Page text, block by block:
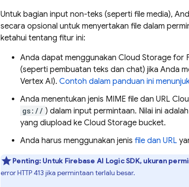
Untuk bagian input non-teks (seperti file media),
secara opsional untuk menyertakan file dalam
ketahui tentang fitur ini:
Anda dapat menggunakan Cloud Storage for
(seperti pembuatan teks dan chat) jika Anda
Vertex AI). Contoh dalam panduan ini
Anda menentukan jenis MIME file dan URL
gs:// ) dalam input permintaan. Nilai ini
yang diupload ke Cloud Storage bucket.
Anda harus menggunakan jenis file dan URL
Penting: Untuk Firebase AI LogicSDK, ukuran
error HTTP 413 jika permintaan terlalu besar.